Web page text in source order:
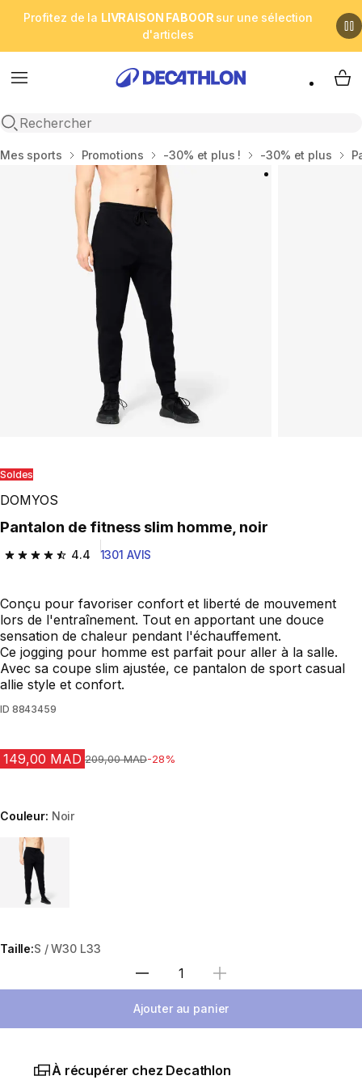
Profitez de la LIVRAISON FABOOR sur une sélection
d'articles
Menu
Open search
My
Accueil
Mes sports Promotions -30% et plus ! -30% et plus
Soldes
DOMYOS
Pantalon de fitness slim homme, noir
4.4
4.4 out of 5 stars from 1301 reviews
1301 AVIS
Conçu pour favoriser confort et liberté de mouvement
lors de l'entraînement. Tout en apportant une douce
sensation de chaleur pendant l'échauffement.
Ce jogging pour homme est parfait pour aller à la salle.
Avec sa coupe slim ajustée, ce pantalon de sport casual
allie style et confort.
ID 8843459
149,00 MAD Prix avant la réduction
209,00 MAD-28%
Couleur: Noir
Choose a variant
Taille:S / W30 L33
Sélectionnez la quantité
Ajouter au panier
À récupérer chez Decathlon